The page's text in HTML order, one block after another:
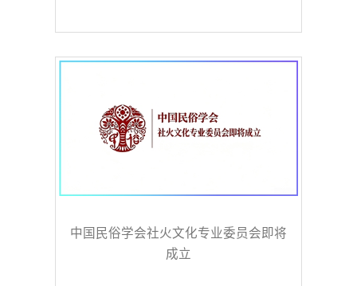
中国民俗学会社火文化专业委员会即将
成立